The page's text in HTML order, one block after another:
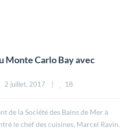
Monte Carlo Bay avec
2 juillet, 2017 18
de la Société des Bains de Mer à
le chef des cuisines, Marcel Ravin.